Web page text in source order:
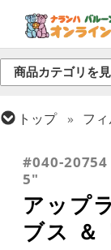
商品カテゴリを
トップ フ
#040-
5"
アップ
ブス ＆